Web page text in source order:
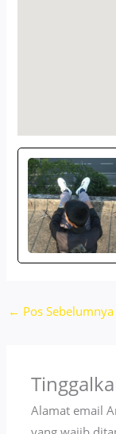
← Pos Sebelumnya
Alamat email